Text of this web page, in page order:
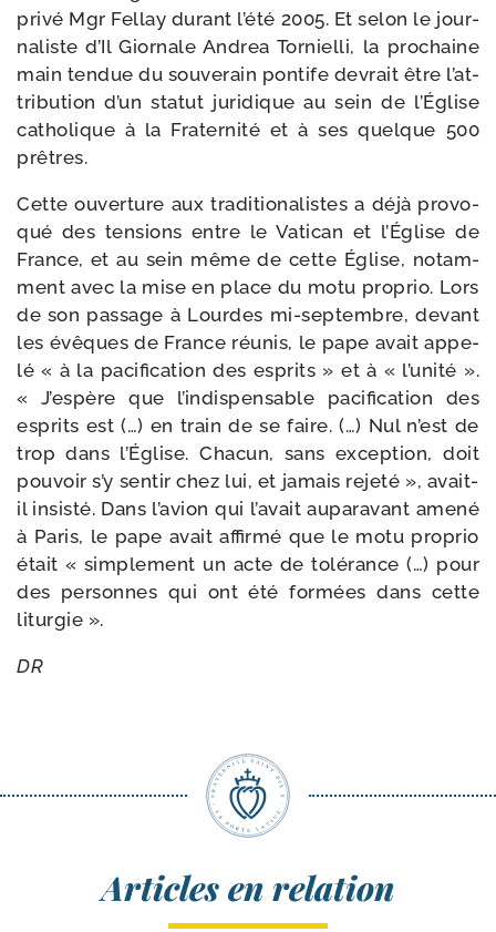
pri­vé Mgr Fellay durant l’é­té 2005. Et selon le jour­
na­liste d’Il Giornale Andrea Tornielli, la pro­chaine
main ten­due du sou­ve­rain pon­tife devrait être l’at­
tri­bu­tion d’un sta­tut juri­dique au sein de l’Église
catho­lique à la Fraternité et à ses quelque 500
prêtres.
Cette ouver­ture aux tra­di­tio­na­listes a déjà pro­vo­
qué des ten­sions entre le Vatican et l’Église de
France, et au sein même de cette Église, notam­
ment avec la mise en place du motu pro­prio. Lors
de son pas­sage à Lourdes mi-​septembre, devant
les évêques de France réunis, le pape avait appe­
lé « à la paci­fi­ca­tion des esprits » et à « l’u­ni­té ».
« J’espère que l’in­dis­pen­sable paci­fi­ca­tion des
esprits est (…) en train de se faire. (…) Nul n’est de
trop dans l’Église. Chacun, sans excep­tion, doit
pou­voir s’y sen­tir chez lui, et jamais reje­té », avait-​
il insis­té. Dans l’a­vion qui l’a­vait aupa­ra­vant ame­né
à Paris, le pape avait affir­mé que le motu pro­prio
était « sim­ple­ment un acte de tolé­rance (…) pour
des per­sonnes qui ont été for­mées dans cette
liturgie ».
DR
Articles en relation